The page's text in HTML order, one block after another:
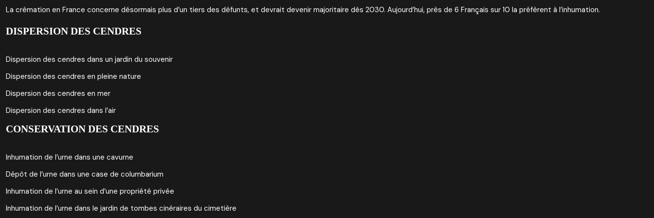
La crémation en France concerne désormais plus d’un tiers des défunts, et devrait devenir majoritaire dès 2030. Aujourd’hui, près de 6 Français sur 10 la préfèrent à l’inhumation.
DISPERSION DES CENDRES
Dispersion des cendres dans un jardin du souvenir
Dispersion des cendres en pleine nature
Dispersion des cendres en mer
Dispersion des cendres dans l’air
CONSERVATION DES CENDRES
Inhumation de l’urne dans une cavurne
Dépôt de l’urne dans une case de columbarium
Inhumation de l’urne au sein d’une propriété privée
Inhumation de l’urne dans le jardin de tombes cinéraires du cimetière